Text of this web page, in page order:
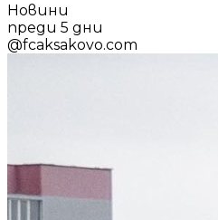
Новини
преди 5 дни
@fcaksakovo.com